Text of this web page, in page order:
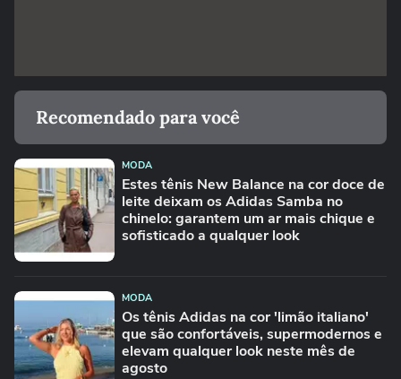
Recomendado para você
MODA
Estes tênis New Balance na cor doce de
leite deixam os Adidas Samba no
chinelo: garantem um ar mais chique e
sofisticado a qualquer look
MODA
Os tênis Adidas na cor 'limão italiano'
que são confortáveis, supermodernos e
elevam qualquer look neste mês de
agosto